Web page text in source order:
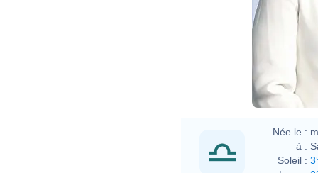
Née le :
à :
Soleil :